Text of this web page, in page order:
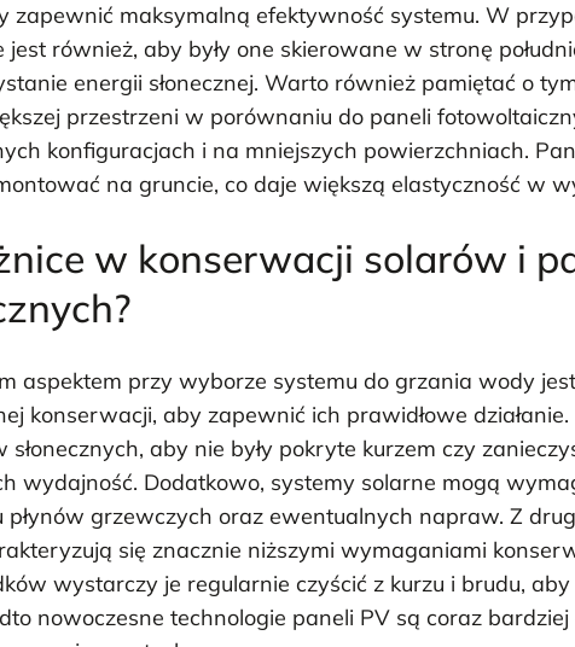
zapewnić maksymalną efektywność systemu. W
jest również, aby były one skierowane w stronę
energii słonecznej. Warto również pamiętać o
przestrzeni w porównaniu do paneli
konfiguracjach i na mniejszych powierzchniach.
na gruncie, co daje większą elastyczność w
w konserwacji solarów i
aspektem przy wyborze systemu do grzania wody
konserwacji, aby zapewnić ich prawidłowe
słonecznych, aby nie były pokryte kurzem czy
wydajność. Dodatkowo, systemy solarne mogą
grzewczych oraz ewentualnych napraw. Z
się znacznie niższymi wymaganiami
wystarczy je regularnie czyścić z kurzu i brudu,
nowoczesne technologie paneli PV są coraz